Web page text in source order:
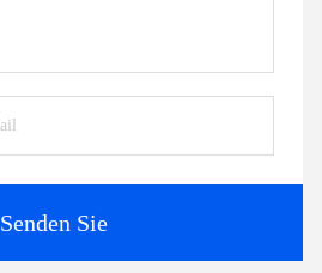
Senden Sie